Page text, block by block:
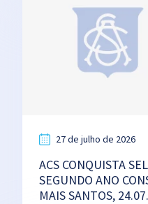
27 de julho de 2026
ACS CONQUISTA
SEGUNDO ANO
MAIS SANTOS,